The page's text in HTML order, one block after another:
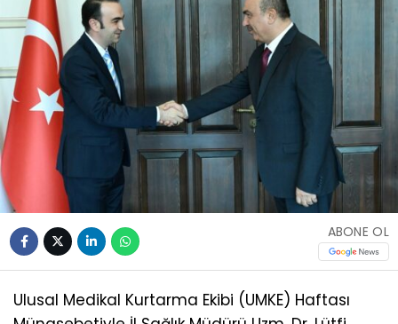
ABONE OL
Ulusal Medikal Kurtarma Ekibi (UMKE) Haftası